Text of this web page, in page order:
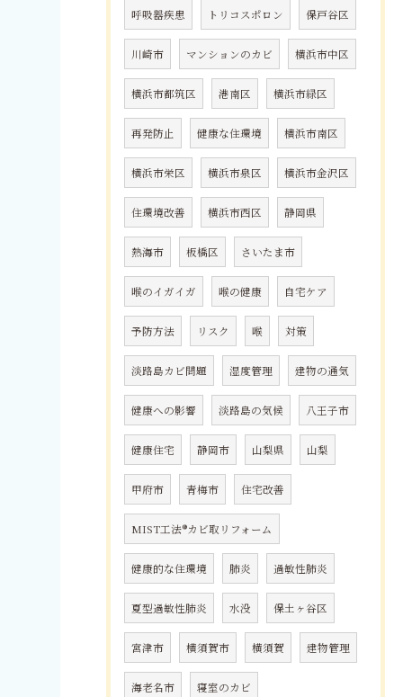
呼吸器疾患 トリコスポロン 保戸谷区
川崎市 マンションのカビ 横浜市中区
横浜市都筑区 港南区 横浜市緑区
再発防止 健康な住環境 横浜市南区
横浜市栄区 横浜市泉区 横浜市金沢区
住環境改善 横浜市西区 静岡県
熱海市 板橋区 さいたま市
喉のイガイガ 喉の健康 自宅ケア
予防方法 リスク 喉 対策
淡路島カビ問題 湿度管理 建物の通気
健康への影響 淡路島の気候 八王子市
健康住宅 静岡市 山梨県 山梨
甲府市 青梅市 住宅改善
MIST工法®カビ取リフォーム
健康的な住環境 肺炎 過敏性肺炎
夏型過敏性肺炎 水没 保土ヶ谷区
宮津市 横須賀市 横須賀 建物管理
海老名市 寝室のカビ